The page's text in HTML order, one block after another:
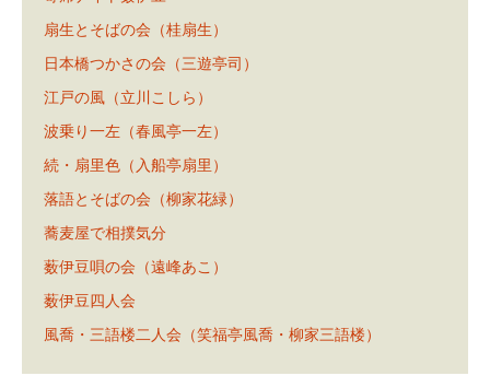
扇生とそばの会（桂扇生）
日本橋つかさの会（三遊亭司）
江戸の風（立川こしら）
波乗り一左（春風亭一左）
続・扇里色（入船亭扇里）
落語とそばの会（柳家花緑）
蕎麦屋で相撲気分
薮伊豆唄の会（遠峰あこ）
薮伊豆四人会
風喬・三語楼二人会（笑福亭風喬・柳家三語楼）